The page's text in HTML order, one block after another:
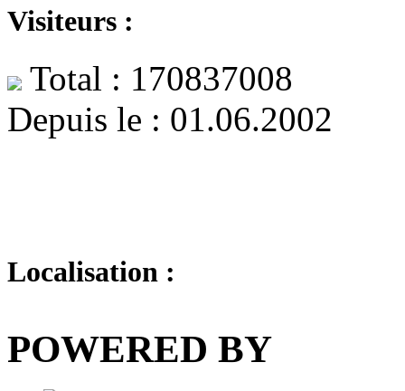
Visiteurs :
Total : 170837008
Depuis le : 01.06.2002
Localisation :
POWERED BY